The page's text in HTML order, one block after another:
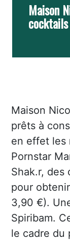
Maison
Maison
prêts à
en effet les
Pornstar
Shak.r, des
pour
3,90 €).
Spiribam.
le cadre du